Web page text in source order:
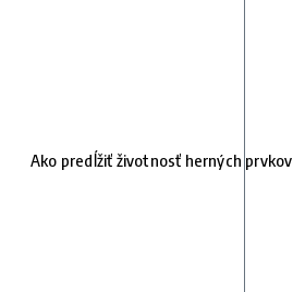
Ako predĺžiť životnosť herných